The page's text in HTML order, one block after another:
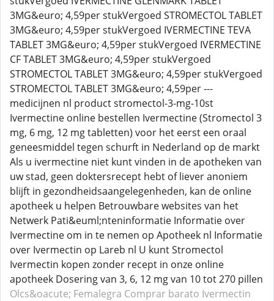
3MG&euro; 4,59per stukVergoed STROMECTOL TABLET
3MG&euro; 4,59per stukVergoed IVERMECTINE TEVA
TABLET 3MG&euro; 4,59per stukVergoed IVERMECTINE
CF TABLET 3MG&euro; 4,59per stukVergoed
STROMECTOL TABLET 3MG&euro; 4,59per stukVergoed
STROMECTOL TABLET 3MG&euro; 4,59per ---
medicijnen nl product stromectol-3-mg-10st
Ivermectine online bestellen Ivermectine (Stromectol 3
mg, 6 mg, 12 mg tabletten) voor het eerst een oraal
geneesmiddel tegen schurft in Nederland op de markt
Als u ivermectine niet kunt vinden in de apotheken van
uw stad, geen doktersrecept hebt of liever anoniem
blijft in gezondheidsaangelegenheden, kan de online
apotheek u helpen Betrouwbare websites van het
Netwerk Pati&euml;nteninformatie Informatie over
Ivermectine om in te nemen op Apotheek nl Informatie
over Ivermectin op Lareb nl U kunt Stromectol
Ivermectin kopen zonder recept in onze online
apotheek Dosering van 3, 6, 12 mg van 10 tot 270 pillen
Olcs&oacute; Femalegra Comprar barato Ivermectin